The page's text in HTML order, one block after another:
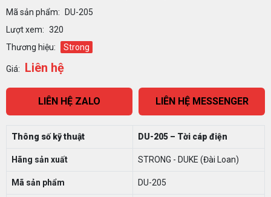
Mã sản phẩm:
DU-205
Lượt xem: 320
Thương hiệu:
Strong
Giá: Liên hệ
LIÊN HỆ ZALO LIÊN HỆ MESSENGER
Thông số kỹ thuật DU-205 – Tời cáp điện
Hãng sản xuất STRONG - DUKE (Đài Loan)
Mã sản phẩm DU-205